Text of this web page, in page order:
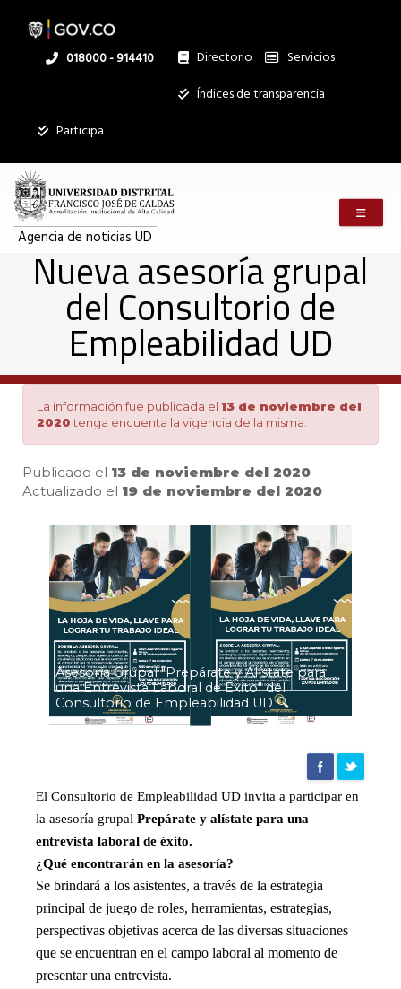
Nueva
asesoría
grupal
del
Consultorio
Empleabilidad
UD
Agencia
de
noticias
UD
contenido
Linea
018000 - 914410 Directorio
Institucional
Servicios
Índices de transparencia
Participa
Agencia de noticias UD
Nueva asesoría grupal
del Consultorio de
Empleabilidad UD
La información fue publicada el 13 de noviembre del
2020tenga encuenta la vigencia de la misma.
Publicado el 13 de noviembre del 2020 -
Actualizado el 19 de noviembre del 2020
Asesoría Grupal "Prepárate y Alístate para
una Entrevista Laboral de Éxito" del
Consultorio de Empleabilidad UD 🔍
El Consultorio de Empleabilidad UD invita a participar en
la asesoría grupal Prepárate y alístate para una
entrevista laboral de éxito.
¿Qué encontrarán en la asesoría?
Se brindará a los asistentes, a través de la estrategia
principal de juego de roles, herramientas, estrategias,
perspectivas objetivas acerca de las diversas situaciones
que se encuentran en el campo laboral al momento de
presentar una entrevista.